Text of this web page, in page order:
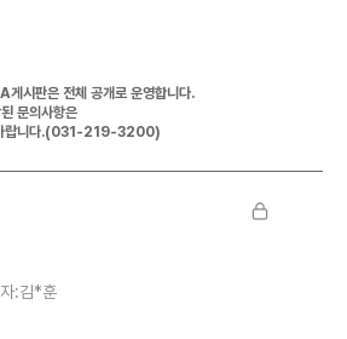
게시판은 전체 공개로 운영합니다.
문의사항은
바랍니다.(031-219-3200)
:김*훈